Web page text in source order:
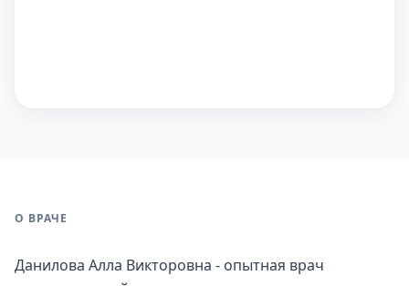
О ВРАЧЕ
Данилова Алла Викторовна - опытная врач